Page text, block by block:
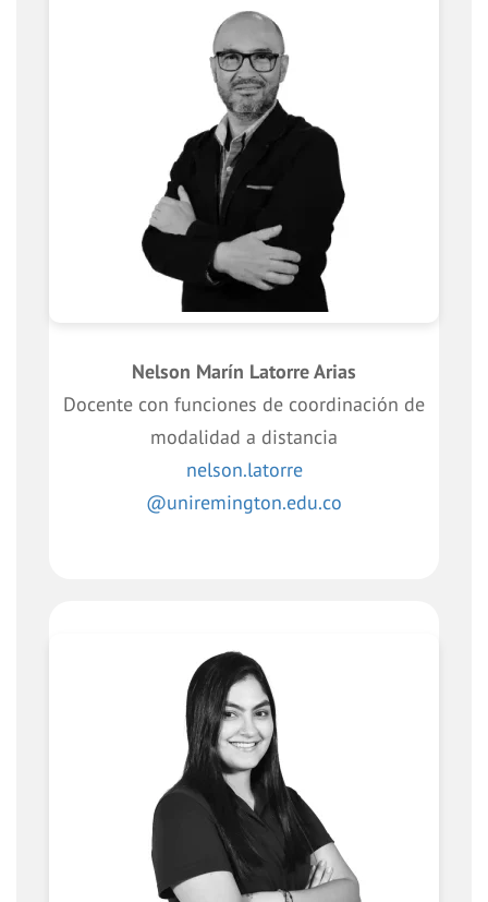
Nelson Marín Latorre Arias
Docente con funciones de coordinación de
modalidad a distancia
nelson.latorre
@uniremington.edu.co